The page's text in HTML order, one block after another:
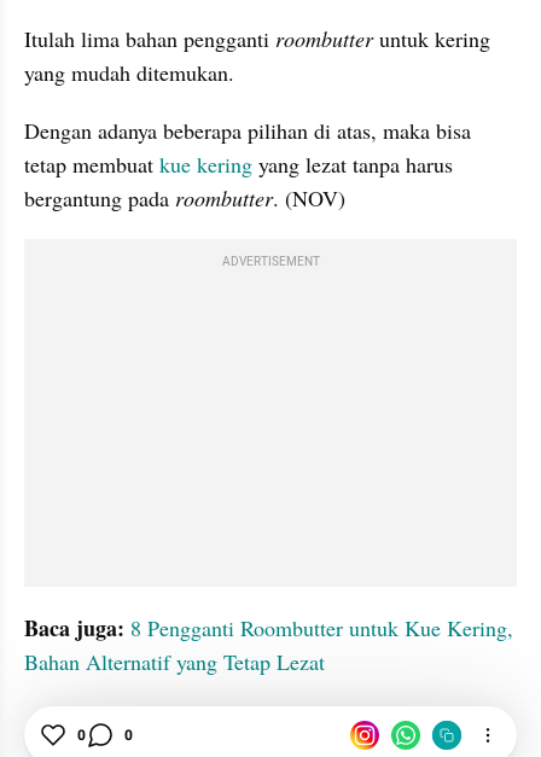
Itulah lima bahan pengganti roombutter untuk kering
yang mudah ditemukan.
Dengan adanya beberapa pilihan di atas, maka bisa
tetap membuat kue kering yang lezat tanpa harus
bergantung pada roombutter. (NOV)
ADVERTISEMENT
Baca juga: 8 Pengganti Roombutter untuk Kue Kering,
Bahan Alternatif yang Tetap Lezat
Kue Margarin
0 0